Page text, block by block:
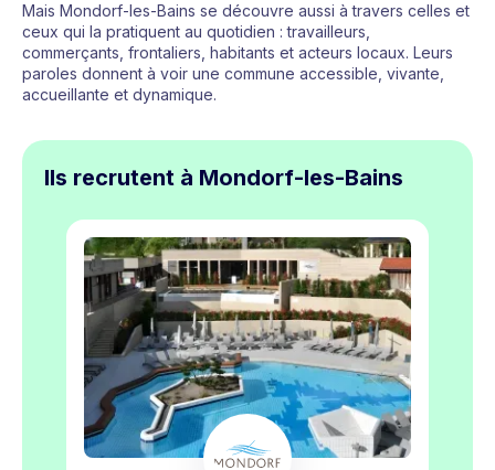
Mais Mondorf-les-Bains se découvre aussi à travers celles et
ceux qui la pratiquent au quotidien : travailleurs,
commerçants, frontaliers, habitants et acteurs locaux. Leurs
paroles donnent à voir une commune accessible, vivante,
accueillante et dynamique.
Ils recrutent à Mondorf-les-Bains